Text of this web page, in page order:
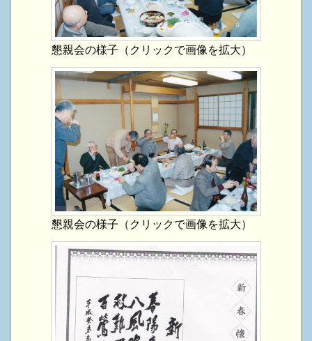
懇親会の様子（クリックで画像を拡大）
懇親会の様子（クリックで画像を拡大）